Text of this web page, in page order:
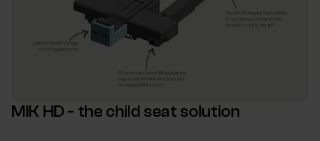
MIK HD - the child seat solution